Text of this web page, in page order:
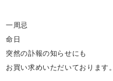
一周忌
命日
突然の訃報の知らせにも
お買い求めいただいております。